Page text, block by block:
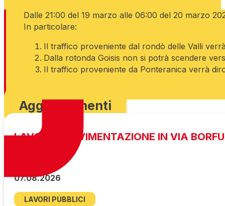
Dalle 21:00 del 19 marzo alle 06:00 del 20 marzo
In particolare:
Il traffico proveniente dal rondò delle Valli
Dalla rotonda Goisis non si potrà scendere
Il traffico proveniente da Ponteranica verrà
Aggiornamenti
LAVORI DI PAVIMENTAZIONE IN VIA
07.08.2026
LAVORI PUBBLICI